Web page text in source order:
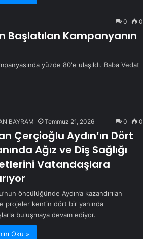
0 0
Başlatılan Kampanyanın
yüzde 80'e ulaşıldı. Baba Vedat
BAYRAM Temmuz 21, 2026 0 0
Çerçioğlu Aydın’ın Dört
Ağız ve Diş Sağlığı
Vatandaşlara
öncülüğünde Aydın’a kazandırılan
projeler kentin dört bir yanında
buluşmaya devam ediyor.
Oku »